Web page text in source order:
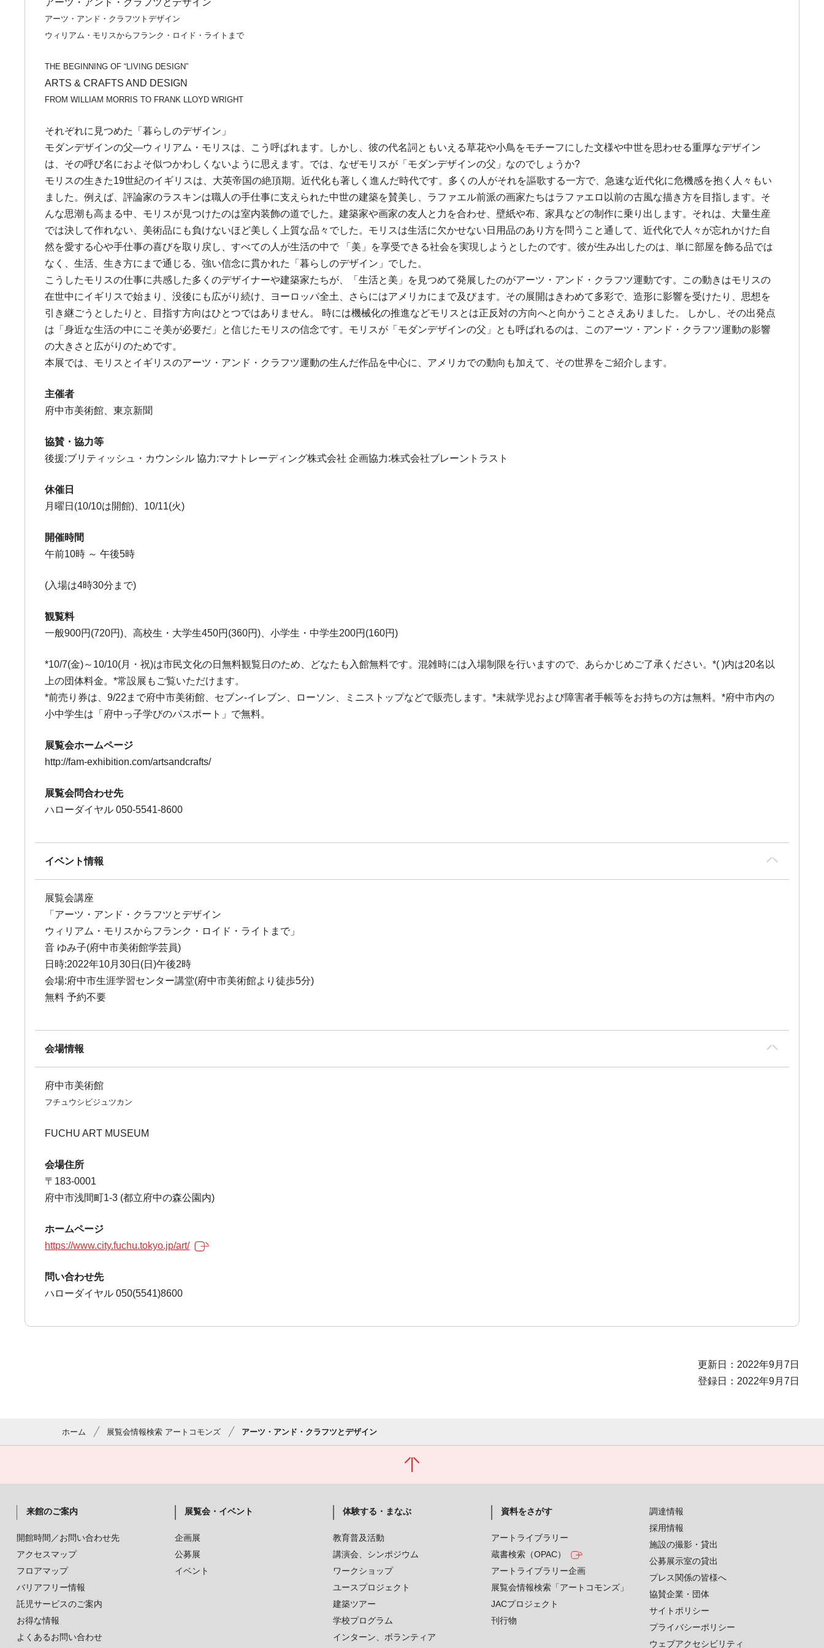
アーツ・アンド・クラフツとデザイン
アーツ・アンド・クラフツトデザイン
ウィリアム・モリスからフランク・ロイド・ライトまで
THE BEGINNING OF “LIVING DESIGN”
ARTS & CRAFTS AND DESIGN
FROM WILLIAM MORRIS TO FRANK LLOYD WRIGHT
それぞれに見つめた「暮らしのデザイン」
モダンデザインの父―ウィリアム・モリスは、こう呼ばれます。しかし、彼の代名詞ともいえる草花や小鳥をモチーフにした文様や中世を思わせる重厚なデザイン
は、その呼び名におよそ似つかわしくないように思えます。では、なぜモリスが「モダンデザインの父」なのでしょうか?
モリスの生きた19世紀のイギリスは、大英帝国の絶頂期。近代化も著しく進んだ時代です。多くの人がそれを謳歌する一方で、急速な近代化に危機感を抱く人々もい
ました。例えば、評論家のラスキンは職人の手仕事に支えられた中世の建築を賛美し、ラファエル前派の画家たちはラファエロ以前の古風な描き方を目指します。そ
んな思潮も高まる中、モリスが見つけたのは室内装飾の道でした。建築家や画家の友人と力を合わせ、壁紙や布、家具などの制作に乗り出します。それは、大量生産
では決して作れない、美術品にも負けないほど美しく上質な品々でした。モリスは生活に欠かせない日用品のあり方を問うこと通して、近代化で人々が忘れかけた自
然を愛する心や手仕事の喜びを取り戻し、すべての人が生活の中で 「美」を享受できる社会を実現しようとしたのです。彼が生み出したのは、単に部屋を飾る品では
なく、生活、生き方にまで通じる、強い信念に貫かれた「暮らしのデザイン」でした。
こうしたモリスの仕事に共感した多くのデザイナーや建築家たちが、「生活と美」を見つめて発展したのがアーツ・アンド・クラフツ運動です。この動きはモリスの
在世中にイギリスで始まり、没後にも広がり続け、ヨーロッパ全土、さらにはアメリカにまで及びます。その展開はきわめて多彩で、造形に影響を受けたり、思想を
引き継ごうとしたりと、目指す方向はひとつではありません。 時には機械化の推進などモリスとは正反対の方向へと向かうことさえありました。 しかし、その出発点
は「身近な生活の中にこそ美が必要だ」と信じたモリスの信念です。モリスが「モダンデザインの父」とも呼ばれるのは、このアーツ・アンド・クラフツ運動の影響
の大きさと広がりのためです。
本展では、モリスとイギリスのアーツ・アンド・クラフツ運動の生んだ作品を中心に、アメリカでの動向も加えて、その世界をご紹介します。
主催者
府中市美術館、東京新聞
協賛・協力等
後援:ブリティッシュ・カウンシル 協力:マナトレーディング株式会社 企画協力:株式会社ブレーントラスト
休催日
月曜日(10/10は開館)、10/11(火)
開催時間
午前10時 ～ 午後5時
(入場は4時30分まで)
観覧料
一般900円(720円)、高校生・大学生450円(360円)、小学生・中学生200円(160円)
*10/7(金)～10/10(月・祝)は市民文化の日無料観覧日のため、どなたも入館無料です。混雑時には入場制限を行いますので、あらかじめご了承ください。*( )内は20名以
上の団体料金。*常設展もご覧いただけます。
*前売り券は、9/22まで府中市美術館、セブン-イレブン、ローソン、ミニストップなどで販売します。*未就学児および障害者手帳等をお持ちの方は無料。*府中市内の
小中学生は「府中っ子学びのパスポート」で無料。
展覧会ホームページ
http://fam-exhibition.com/artsandcrafts/
展覧会問合わせ先
ハローダイヤル 050-5541-8600
イベント情報
展覧会講座
「アーツ・アンド・クラフツとデザイン
ウィリアム・モリスからフランク・ロイド・ライトまで」
音 ゆみ子(府中市美術館学芸員)
日時:2022年10月30日(日)午後2時
会場:府中市生涯学習センター講堂(府中市美術館より徒歩5分)
無料 予約不要
会場情報
府中市美術館
フチュウシビジュツカン
FUCHU ART MUSEUM
会場住所
〒183-0001
府中市浅間町1-3 (都立府中の森公園内)
ホームページ
https://www.city.fuchu.tokyo.jp/art/
問い合わせ先
ハローダイヤル 050(5541)8600
更新日：2022年9月7日
登録日：2022年9月7日
ホーム 展覧会情報検索 アートコモンズ アーツ・アンド・クラフツとデザイン
来館のご案内
開館時間／お問い合わせ先
アクセスマップ
フロアマップ
バリアフリー情報
託児サービスのご案内
お得な情報
よくあるお問い合わせ
展覧会・イベント
企画展
公募展
イベント
体験する・まなぶ
教育普及活動
講演会、シンポジウム
ワークショップ
ユースプロジェクト
建築ツアー
学校プログラム
インターン、ボランティア
資料をさがす
アートライブラリー
蔵書検索（OPAC）
アートライブラリー企画
展覧会情報検索「アートコモンズ」
JACプロジェクト
刊行物
調達情報
採用情報
施設の撮影・貸出
公募展示室の貸出
プレス関係の皆様へ
協賛企業・団体
サイトポリシー
プライバシーポリシー
ウェブアクセシビリティ